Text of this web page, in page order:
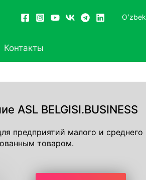
Oʻzbek
Контакты
ASL BELGISI.BUSINESS​
предприятий малого и среднего
товаром.